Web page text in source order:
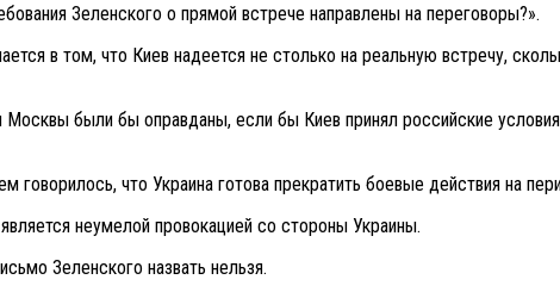
Зеленского о прямой встрече направлены на переговоры?».
в том, что Киев надеется не столько на реальную встречу,
Москвы были бы оправданы, если бы Киев принял российские
говорилось, что Украина готова прекратить боевые действия на
неумелой провокацией со стороны Украины.
Зеленского назвать нельзя.